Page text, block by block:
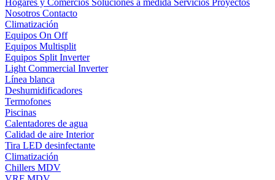
Hogares y Comercios Soluciones a medida Servicios Proyectos
Nosotros Contacto
Climatización
Equipos On Off
Equipos Multisplit
Equipos Split Inverter
Light Commercial Inverter
Línea blanca
Deshumidificadores
Termofones
Piscinas
Calentadores de agua
Calidad de aire Interior
Tira LED desinfectante
Climatización
Chillers MDV